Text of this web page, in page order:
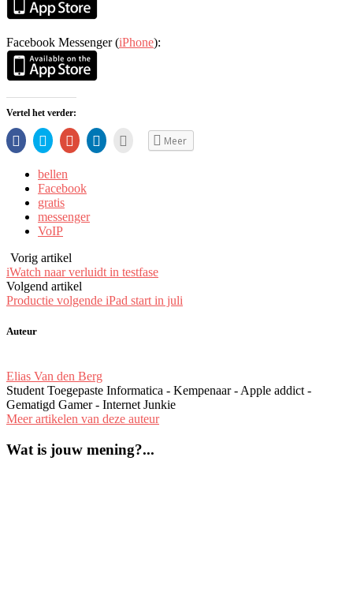
Facebook Messenger (iPhone):
Vertel het verder:
Share
op
Facebook
in
een
nieuw
venster)
Klik
om
via
Twitter
(Opent
in
een
nieuw
venster)
Klik
om
delen
(Opent
een
nieuw
Klik
om Meer
bellen
Facebook
gratis
messenger
VoIP
Vorig artikel
iWatch naar verluidt in testfase
Volgend artikel
Productie volgende iPad start in juli
Auteur
Elias Van den Berg
Student Toegepaste Informatica - Kempenaar - Apple addict -
Gematigd Gamer - Internet Junkie
Meer artikelen van deze auteur
Wat is jouw mening?...